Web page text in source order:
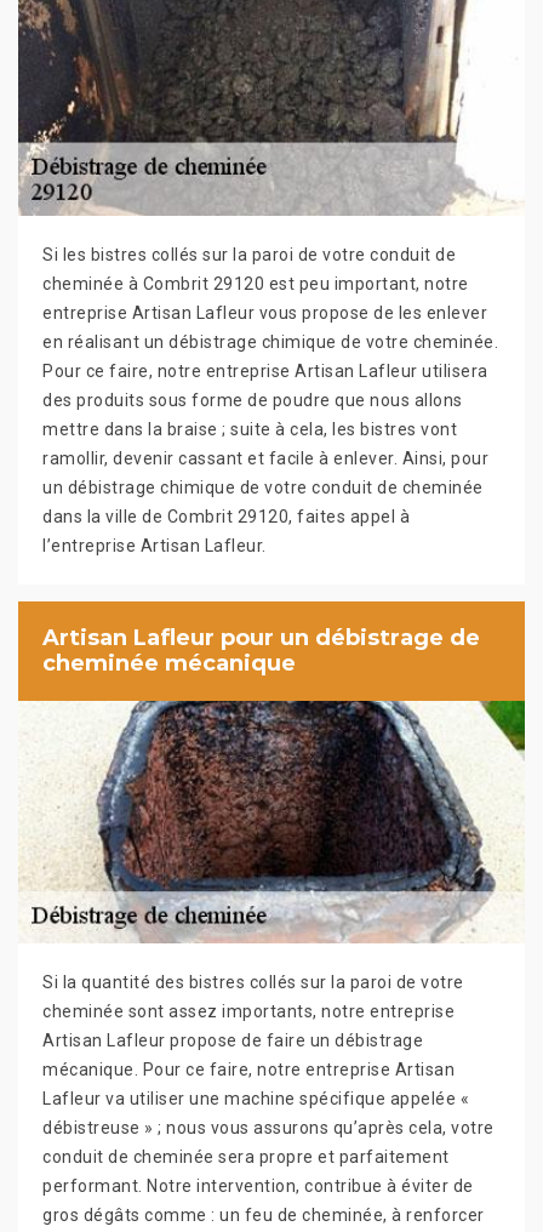
Si les bistres collés sur la paroi de votre conduit de
cheminée à Combrit 29120 est peu important, notre
entreprise Artisan Lafleur vous propose de les enlever
en réalisant un débistrage chimique de votre cheminée.
Pour ce faire, notre entreprise Artisan Lafleur utilisera
des produits sous forme de poudre que nous allons
mettre dans la braise ; suite à cela, les bistres vont
ramollir, devenir cassant et facile à enlever. Ainsi, pour
un débistrage chimique de votre conduit de cheminée
dans la ville de Combrit 29120, faites appel à
l’entreprise Artisan Lafleur.
Artisan Lafleur pour un débistrage de
cheminée mécanique
Si la quantité des bistres collés sur la paroi de votre
cheminée sont assez importants, notre entreprise
Artisan Lafleur propose de faire un débistrage
mécanique. Pour ce faire, notre entreprise Artisan
Lafleur va utiliser une machine spécifique appelée «
débistreuse » ; nous vous assurons qu’après cela, votre
conduit de cheminée sera propre et parfaitement
performant. Notre intervention, contribue à éviter de
gros dégâts comme : un feu de cheminée, à renforcer